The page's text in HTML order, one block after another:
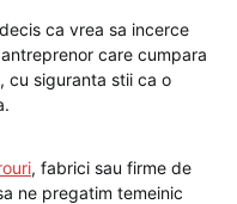
ca vrea sa incerce
care cumpara
cu siguranta stii ca o
, fabrici sau firme de
ne pregatim temeinic